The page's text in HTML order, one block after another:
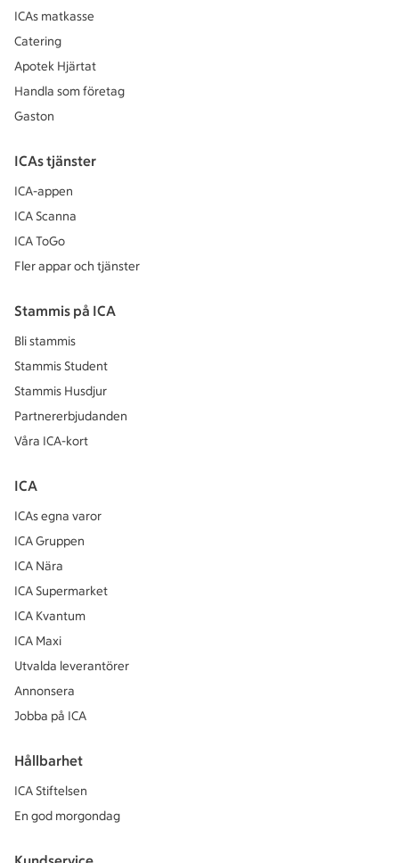
ICAs matkasse
Catering
Apotek Hjärtat
Handla som företag
Gaston
ICAs tjänster
ICA-appen
ICA Scanna
ICA ToGo
Fler appar och tjänster
Stammis på ICA
Bli stammis
Stammis Student
Stammis Husdjur
Partnererbjudanden
Våra ICA-kort
ICA
ICAs egna varor
ICA Gruppen
ICA Nära
ICA Supermarket
ICA Kvantum
ICA Maxi
Utvalda leverantörer
Annonsera
Jobba på ICA
Hållbarhet
ICA Stiftelsen
En god morgondag